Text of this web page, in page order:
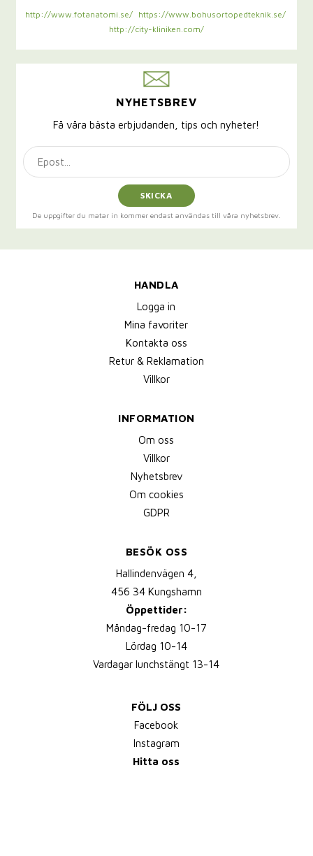
http://www.fotanatomi.se/
https://www.bohusortopedteknik.se/
http://city-kliniken.com/
NYHETSBREV
Få våra bästa erbjudanden, tips och nyheter!
SKICKA
De uppgifter du matar in kommer endast användas till våra nyhetsbrev.
HANDLA
Logga in
Mina favoriter
Kontakta oss
Retur & Reklamation
Villkor
INFORMATION
Om oss
Villkor
Nyhetsbrev
Om cookies
GDPR
BESÖK OSS
Hallindenvägen 4,
456 34 Kungshamn
Öppettider:
Måndag-fredag 10-17
Lördag 10-14
Vardagar lunchstängt 13-14
FÖLJ OSS
Facebook
Instagram
Hitta oss